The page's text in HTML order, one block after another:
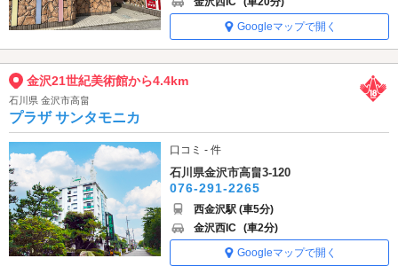
Googleマップで開く
金沢21世紀美術館から4.4km
石川県 金沢市高畠
プラザ サンタモニカ
口コミ - 件
石川県金沢市高畠3-120
076-291-2265
西金沢駅 (車5分)
金沢西IC (車2分)
Googleマップで開く